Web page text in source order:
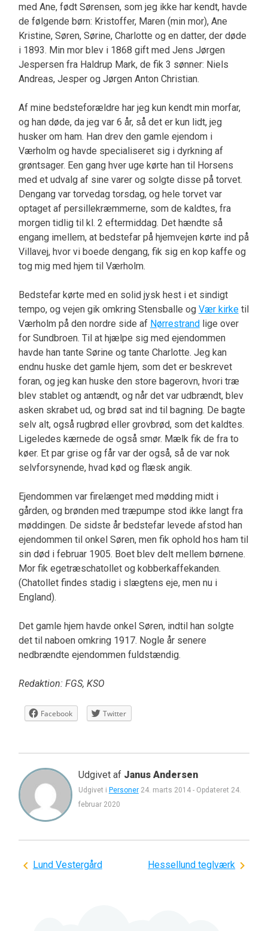
med Ane, født Sørensen, som jeg ikke har kendt, havde
de følgende børn: Kristoffer, Maren (min mor), Ane
Kristine, Søren, Sørine, Charlotte og en datter, der døde
i 1893. Min mor blev i 1868 gift med Jens Jørgen
Jespersen fra Haldrup Mark, de fik 3 sønner: Niels
Andreas, Jesper og Jørgen Anton Christian.
Af mine bedsteforældre har jeg kun kendt min morfar,
og han døde, da jeg var 6 år, så det er kun lidt, jeg
husker om ham. Han drev den gamle ejendom i
Værholm og havde specialiseret sig i dyrkning af
grøntsager. Een gang hver uge kørte han til Horsens
med et udvalg af sine varer og solgte disse på torvet.
Dengang var torvedag torsdag, og hele torvet var
optaget af persillekræmmerne, som de kaldtes, fra
morgen tidlig til kl. 2 eftermiddag. Det hændte så
engang imellem, at bedstefar på hjemvejen kørte ind på
Villavej, hvor vi boede dengang, fik sig en kop kaffe og
tog mig med hjem til Værholm.
Bedstefar kørte med en solid jysk hest i et sindigt
tempo, og vejen gik omkring Stensballe og Vær kirketil
Værholm på den nordre side af Nørrestrandlige over
for Sundbroen. Til at hjælpe sig med ejendommen
havde han tante Sørine og tante Charlotte. Jeg kan
endnu huske det gamle hjem, som det er beskrevet
foran, og jeg kan huske den store bagerovn, hvori træ
blev stablet og antændt, og når det var udbrændt, blev
asken skrabet ud, og brød sat ind til bagning. De bagte
selv alt, også rugbrød eller grovbrød, som det kaldtes.
Ligeledes kærnede de også smør. Mælk fik de fra to
køer. Et par grise og får var der også, så de var nok
selvforsynende, hvad kød og flæsk angik.
Ejendommen var firelænget med mødding midt i
gården, og brønden med træpumpe stod ikke langt fra
møddingen. De sidste år bedstefar levede afstod han
ejendommen til onkel Søren, men fik ophold hos ham til
sin død i februar 1905. Boet blev delt mellem børnene.
Mor fik egetræschatollet og kobberkaffekanden.
(Chatollet findes stadig i slægtens eje, men nu i
England).
Det gamle hjem havde onkel Søren, indtil han solgte
det til naboen omkring 1917. Nogle år senere
nedbrændte ejendommen fuldstændig.
Redaktion: FGS, KSO
Facebook Twitter
Udgivet af Janus Andersen
Udgivet i Personer 24. marts 2014- Opdateret 24.
februar 2020
Indlægsnavigation
Lund Vestergård Hessellund teglværk